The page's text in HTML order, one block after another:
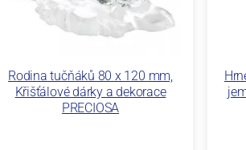
Rodina tučňáků 80 x 120 mm,
Křišťálové dárky a dekorace
PRECIOSA